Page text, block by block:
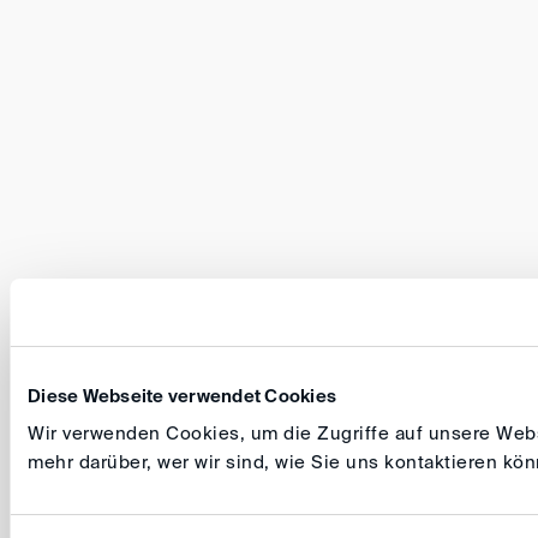
Diese Webseite verwendet Cookies
Wir verwenden Cookies, um die Zugriffe auf unsere
mehr darüber, wer wir sind, wie Sie uns kontaktieren